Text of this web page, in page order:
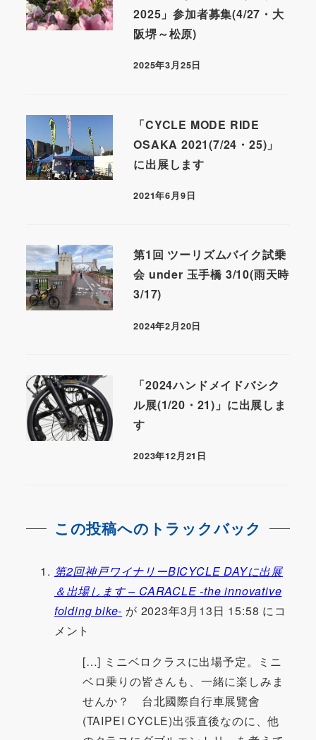
2025」参加者募集(4/27・大
阪堺～松原)
2025年3月25日
「CYCLE MODE RIDE
OSAKA 2021(7/24・25)」
に出展します
2021年6月9日
第1回 ツーリズムバイク試乗
会 under 玉手橋 3/10(雨天時
3/17)
2024年2月20日
「2024ハンドメイドバシク
ル展(1/20・21)」に出展しま
す
2023年12月21日
この投稿へのトラックバック
第2回神戸ワイナリーBICYCLE DAYに出展
＆出場します – CARACLE -the innovative
folding bike- が 2023年3月13日 15:58 にコ
メント
[…] ミニベロクラスに出場予定。ミニ
ベロ乗りの皆さんも、一緒に楽しみま
せんか？ 台北國際自行車展覽會
(TAIPEI CYCLE)出張直後なのに、他